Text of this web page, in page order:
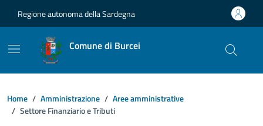
Regione autonoma della Sardegna
Comune di Burcei
Home Amministrazione
Aree amministrative
Settore Finanziario e Tributi